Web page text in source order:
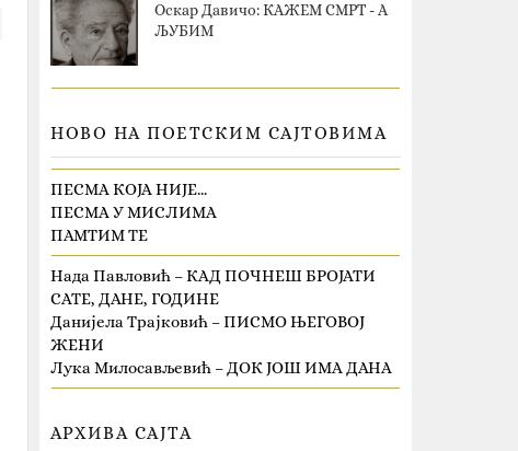
Оскар Давичо‎: КАЖЕМ СМРТ - А
ЉУБИМ
НОВО НА ПОЕТСКИМ САЈТОВИМА
ПЕСМА КОЈА НИЈЕ…
ПЕСМА У МИСЛИМА
ПАМТИМ ТЕ
Нада Павловић – КАД ПОЧНЕШ БРОЈАТИ
САТЕ, ДАНЕ, ГОДИНЕ
Данијела Трајковић – ПИСМО ЊЕГОВОЈ
ЖЕНИ
Лука Милосављевић – ДОК ЈОШ ИМА ДАНА
АРХИВА САЈТА